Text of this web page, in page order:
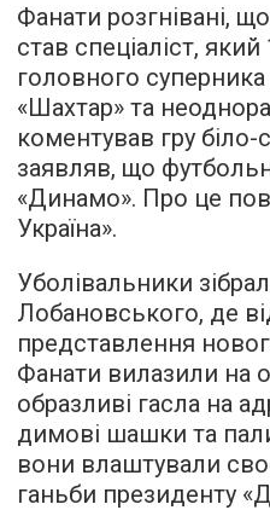
Фанати розгнівані,
став спеціаліст,
головного
«Шахтар» та
коментував гру біло-
заявляв, що
«Динамо». Про це
Україна».
Уболівальники
Лобановського, де
представлення
Фанати вилазили на
образливі гасла на
димові шашки та
вони влаштували
ганьби президенту